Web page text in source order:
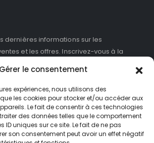
Gérer le consentement
expériences, nous utilisons des
les cookies pour stocker et/ou accéder aux
Le fait de consentir à ces technologies
des données telles que le comportement
ID uniques sur ce site. Le fait de ne pas
son consentement peut avoir un effet négatif
dernières informations sur les
et les offres. Inscrivez-vous à la
des newsletters et des informations